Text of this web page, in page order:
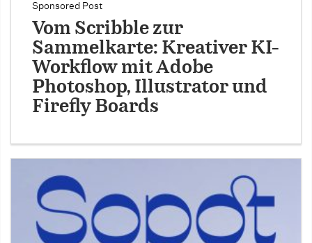
Sponsored Post
Vom Scribble zur
Sammelkarte: Kreativer KI-
Workflow mit Adobe
Photoshop, Illustrator und
Firefly Boards